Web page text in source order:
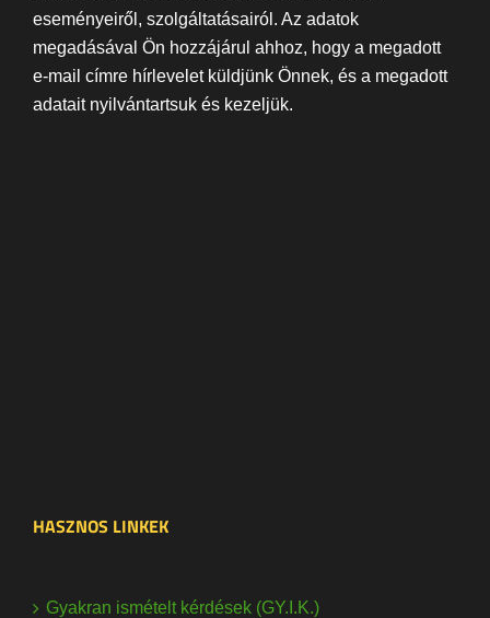
eseményeiről, szolgáltatásairól. Az adatok
megadásával Ön hozzájárul ahhoz, hogy a megadott
e-mail címre hírlevelet küldjünk Önnek, és a megadott
adatait nyilvántartsuk és kezeljük.
HASZNOS LINKEK
Gyakran ismételt kérdések (GY.I.K.)